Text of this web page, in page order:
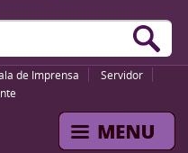
de Imprensa
Servidor